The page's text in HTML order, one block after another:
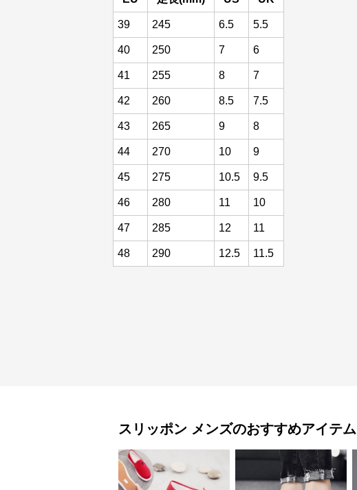
39 245 6.5 5.5
40 250 7 6
41 255 8 7
42 260 8.5 7.5
43 265 9 8
44 270 10 9
45 275 10.5 9.5
46 280 11 10
47 285 12 11
48 290 12.5 11.5
スリッポン メンズのおすすめアイテム